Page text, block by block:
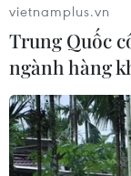
vietnamplus.vn
Trung Quốc
ngành hàng